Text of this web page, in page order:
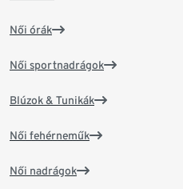
Női órák
Női sportnadrágok
Blúzok & Tunikák
Női fehérneműk
Női nadrágok